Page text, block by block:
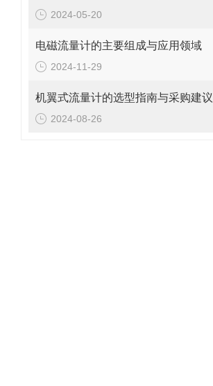
2024-05-20
电磁流量计的主要组成与应用领域
2024-11-29
机翼式流量计的选型指南与采购建议
2024-08-26